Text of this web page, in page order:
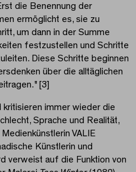
die Benennung der
ermöglicht es, sie zu
um dann in der Summe
festzustellen und Schritte
Diese Schritte beginnen
über die alltäglichen
[3]
kritisieren immer wieder die
Sprache und Realität,
VALIE
Künstlerin und
verweist auf die Funktion von